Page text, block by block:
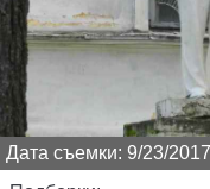
Дата съемки: 9/23/